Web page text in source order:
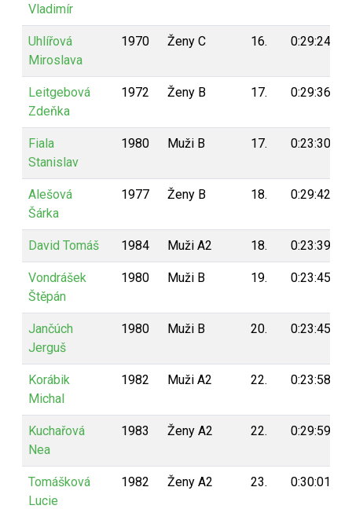
Vladimír
Uhlířová
Miroslava
1970 Ženy C 16. 0:29:24
Leitgebová
Zdeňka
1972 Ženy B 17. 0:29:36
Fiala
Stanislav
1980 Muži B 17. 0:23:30
Alešová
Šárka
1977 Ženy B 18. 0:29:42
David Tomáš 1984 Muži A2 18. 0:23:39
Vondrášek
Štěpán
1980 Muži B 19. 0:23:45
Jančúch
Jerguš
1980 Muži B 20. 0:23:45
Korábik
Michal
1982 Muži A2 22. 0:23:58
Kuchařová
Nea
1983 Ženy A2 22. 0:29:59
Tomášková
Lucie
1982 Ženy A2 23. 0:30:01